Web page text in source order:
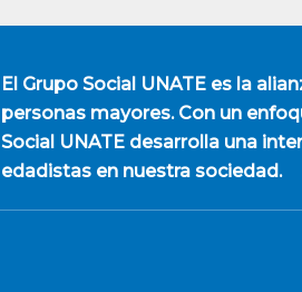
El Grupo Social UNATEes la
personas mayores. Con un
Social UNATE desarrolla una
edadistas en nuestra sociedad.